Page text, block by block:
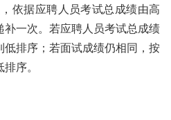
依据应聘人员考试总成绩由高
一次。若应聘人员考试总成绩
排序；若面试成绩仍相同，按
序。